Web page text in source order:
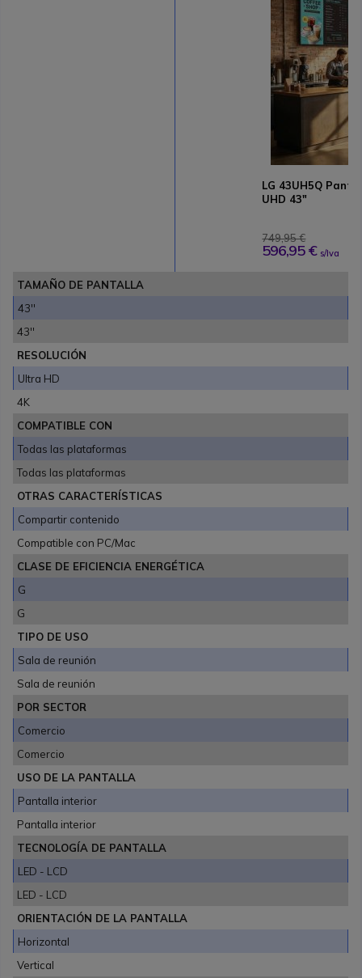
LG 43UH5Q
UHD 43"
749,95 €
596,95 € s/Iva
TAMAÑO DE PANTALLA
43''
43''
RESOLUCIÓN
Ultra HD
4K
COMPATIBLE CON
Todas las plataformas
Todas las plataformas
OTRAS CARACTERÍSTICAS
Compartir contenido
Compatible con PC/Mac
CLASE DE EFICIENCIA ENERGÉTICA
G
G
TIPO DE USO
Sala de reunión
Sala de reunión
POR SECTOR
Comercio
Comercio
USO DE LA PANTALLA
Pantalla interior
Pantalla interior
TECNOLOGÍA DE PANTALLA
LED - LCD
LED - LCD
ORIENTACIÓN DE LA PANTALLA
Horizontal
Vertical